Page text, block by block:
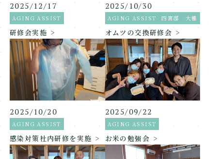
2025/12/17
AGING ASSIST
研修会実施
2025/10/30
AGING ASSIST 四宮邸 大雅
オムツの交換研修会
2025/10/20
AGING ASSIST
感染対策社内研修を実施
2025/09/22
AGING ASSIST
お米の勉強会